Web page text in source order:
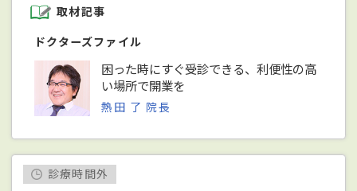
取材記事
ドクターズファイル
困った時にすぐ受診できる、利便性の高
い場所で開業を
熱田 了 院長
診療時間外